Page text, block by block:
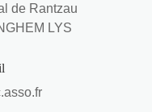
de Rantzau
LYS